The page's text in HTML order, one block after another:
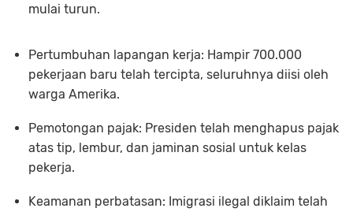
mulai turun.
Pertumbuhan lapangan kerja: Hampir 700.000
pekerjaan baru telah tercipta, seluruhnya diisi oleh
warga Amerika.
Pemotongan pajak: Presiden telah menghapus pajak
atas tip, lembur, dan jaminan sosial untuk kelas
pekerja.
Keamanan perbatasan: Imigrasi ilegal diklaim telah